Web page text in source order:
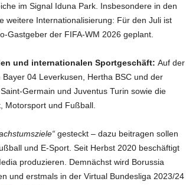
im Signal Iduna Park. Insbesondere in den
weitere Internationalisierung: Für den Juli ist
Gastgeber der FIFA-WM 2026 geplant.
und internationalen Sportgeschäft: Auf der
04 Leverkusen, Hertha BSC und der
Germain und Juventus Turin sowie die
Motorsport und Fußball.
gesteckt – dazu beitragen sollen
und E-Sport. Seit Herbst 2020 beschäftigt
produzieren. Demnächst wird Borussia
und erstmals in der Virtual Bundesliga 2023/24